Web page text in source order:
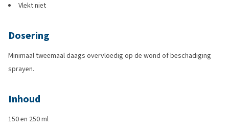
Vlekt niet
Dosering
Minimaal tweemaal daags overvloedig op de wond of beschadiging
sprayen.
Inhoud
150 en 250 ml